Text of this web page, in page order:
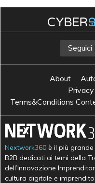
I intelligenza
Seguici
About
Terms&Conditions
Nextwork360 è il più
B2B dedicati ai temi della
dell’Innovazione
cultura digitale e